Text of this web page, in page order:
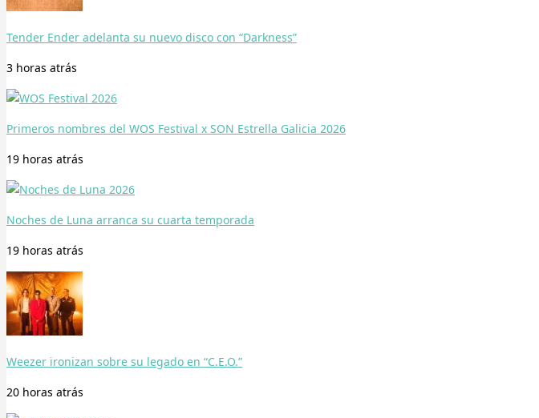
Tender Ender adelanta su nuevo disco con “Darkness”
3 horas atrás
Primeros nombres del WOS Festival x SON Estrella Galicia 2026
19 horas atrás
Noches de Luna arranca su cuarta temporada
19 horas atrás
Weezer ironizan sobre su legado en “C.E.O.”
20 horas atrás